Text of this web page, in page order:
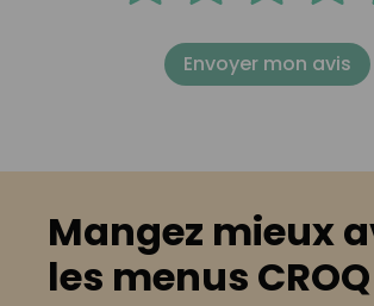
Envoyer mon avis
Mangez mieux
les menus